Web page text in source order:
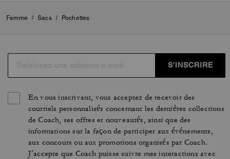
Femme / Sacs / Pochettes
S’INSCRIRE
En vous inscrivant, vous acceptez de recevoir des
courriels personnalisés concernant les dernières collections
de Coach, ses offres et nouveautés, ainsi que des
informations sur la façon de participer aux événements,
aux concours ou aux promotions organisés par Coach.
J’accepte que Coach puisse suivre mes interactions avec